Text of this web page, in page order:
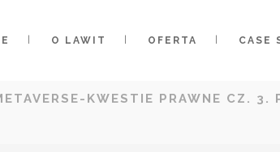
O LAWIT OFERTA CASE
KWESTIE PRAWNE CZ. 3.